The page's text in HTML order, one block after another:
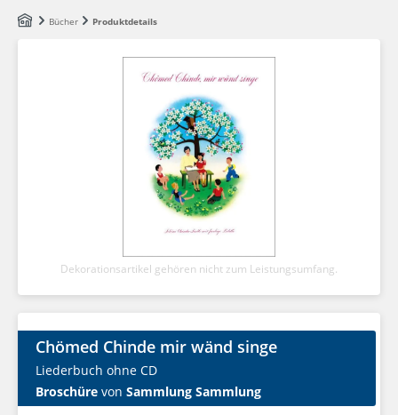
Zum Hauptinhalt springen
Bücher Produktdetails
Dekorationsartikel gehören nicht zum Leistungsumfang.
Chömed Chinde mir wänd singe
Liederbuch ohne CD
Broschüre von Sammlung Sammlung